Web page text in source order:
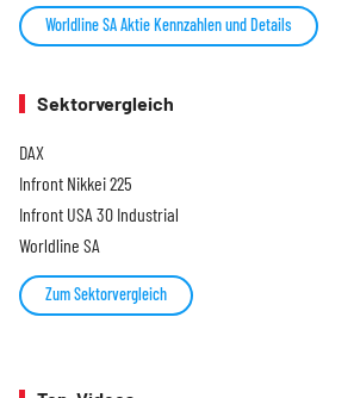
Worldline SA Aktie Kennzahlen und Details
Sektorvergleich
DAX
Infront Nikkei 225
Infront USA 30 Industrial
Worldline SA
Zum Sektorvergleich